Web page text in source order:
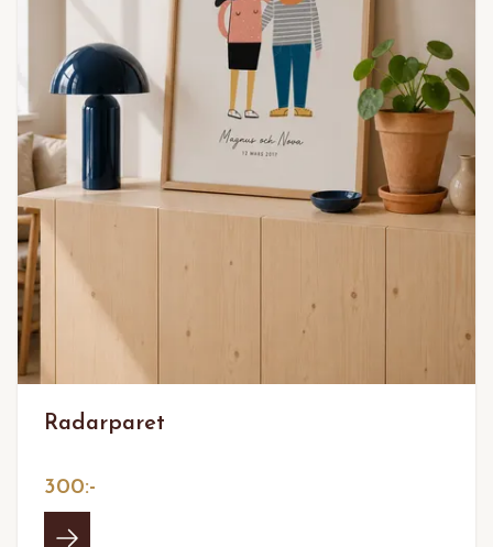
Radarparet
300:-